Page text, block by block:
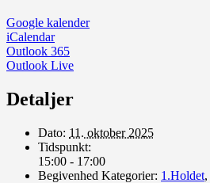
Google kalender
iCalendar
Outlook 365
Outlook Live
Detaljer
Dato: 11. oktober 2025
Tidspunkt:
15:00 - 17:00
Begivenhed Kategorier: 1.Holdet,